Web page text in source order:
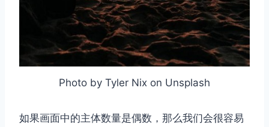
Photo by Tyler Nix on Unsplash
如果画面中的主体数量是偶数，那么我们会很容易